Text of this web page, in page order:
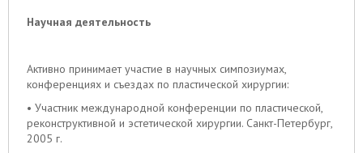
Научная деятельность
Активно принимает участие в научных симпозиумах,
конференциях и съездах по пластической хирургии:
• Участник международной конференции по пластической,
реконструктивной и эстетической хирургии. Санкт-Петербург,
2005 г.